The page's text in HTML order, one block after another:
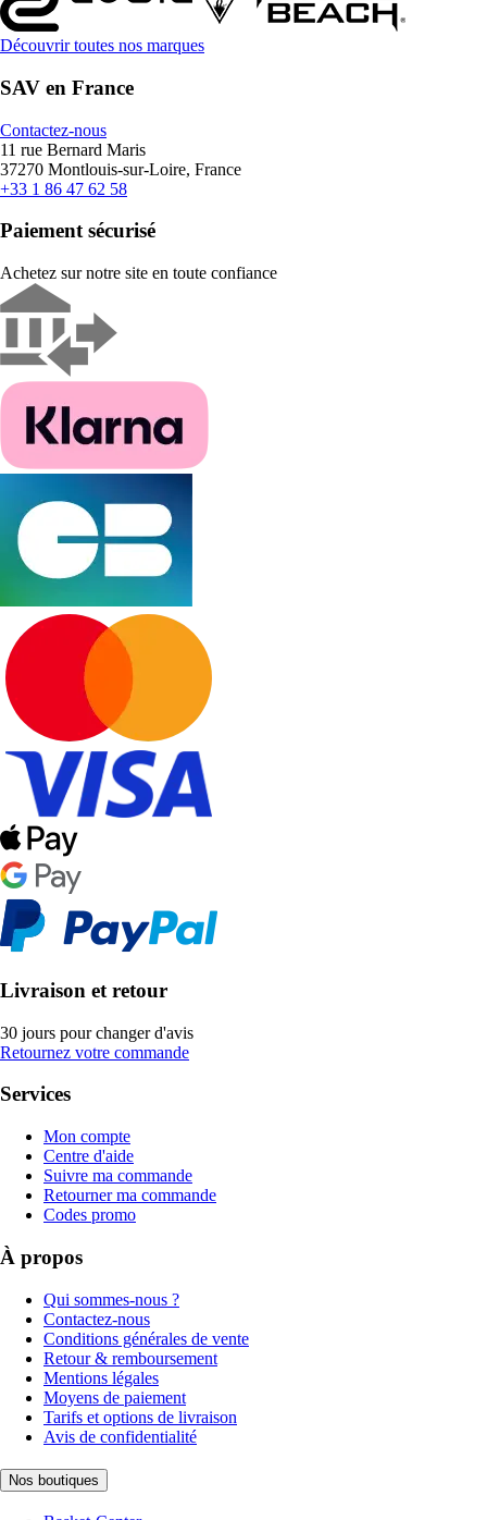
Découvrir toutes nos marques
SAV en France
Contactez-nous
11 rue Bernard Maris
37270 Montlouis-sur-Loire, France
+33 1 86 47 62 58
Paiement sécurisé
Achetez sur notre site en toute confiance
Livraison et retour
30 jours pour changer d'avis
Retournez votre commande
Services
Mon compte
Centre d'aide
Suivre ma commande
Retourner ma commande
Codes promo
À propos
Qui sommes-nous ?
Contactez-nous
Conditions générales de vente
Retour & remboursement
Mentions légales
Moyens de paiement
Tarifs et options de livraison
Avis de confidentialité
Nos boutiques